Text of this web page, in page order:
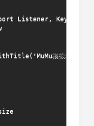
Listener, Key
模拟器